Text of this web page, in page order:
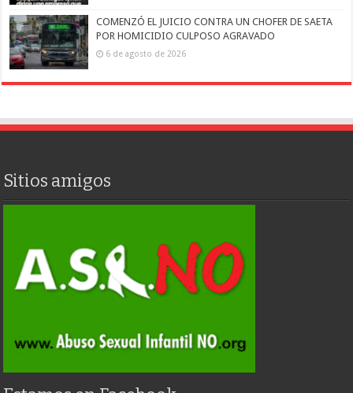
COMENZÓ EL JUICIO CONTRA UN CHOFER DE SAETA
POR HOMICIDIO CULPOSO AGRAVADO
6 de agosto de 2026
Sitios amigos